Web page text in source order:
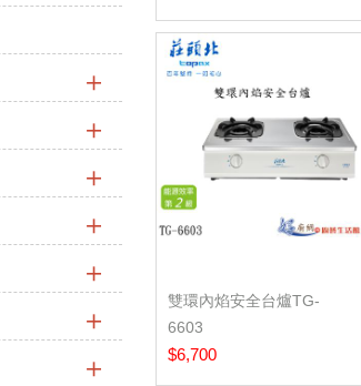
雙環內焰安全台爐TG-
6603
$6,700